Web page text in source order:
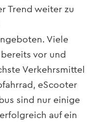
Trend weiter zu
Viele
vor und
Verkehrsmittel
eScooter
sind nur einige
auf ein